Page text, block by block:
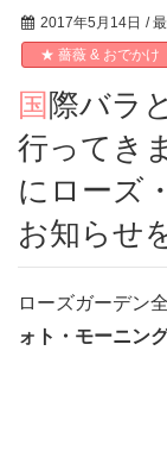
2017年5月14日 /
★ 薔薇 & おでかけ
国際バラとガーデニングショウ、
行ってき
にローズ
お知らせ
ローズガーデン
ォト・モーニン